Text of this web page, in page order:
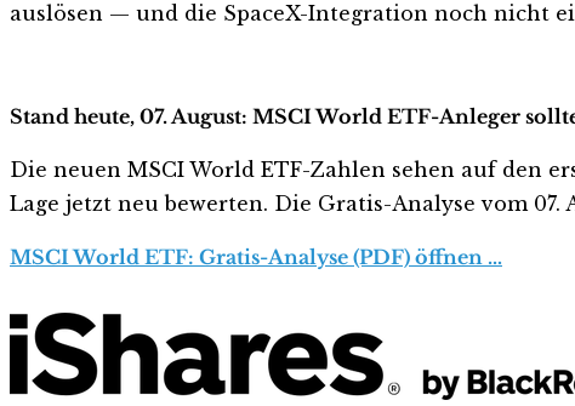
auslösen — und die SpaceX-Integration noch nicht
Stand heute, 07. August: MSCI World ETF-Anleger
Die neuen MSCI World ETF-Zahlen sehen auf den
Lage jetzt neu bewerten. Die Gratis-Analyse vom
MSCI World ETF: Gratis-Analyse (PDF) öffnen …